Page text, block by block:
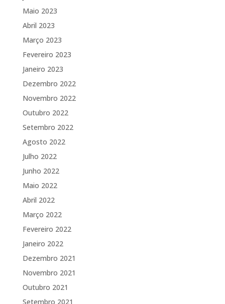
Maio 2023
Abril 2023
Março 2023
Fevereiro 2023
Janeiro 2023
Dezembro 2022
Novembro 2022
Outubro 2022
Setembro 2022
Agosto 2022
Julho 2022
Junho 2022
Maio 2022
Abril 2022
Março 2022
Fevereiro 2022
Janeiro 2022
Dezembro 2021
Novembro 2021
Outubro 2021
Setembro 2021